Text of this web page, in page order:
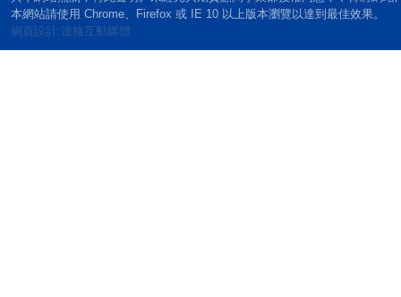
本網站請使用 Chrome、Firefox 或 IE 10 以上版本瀏覽以達到最佳效果。
網頁設計:達格互動媒體